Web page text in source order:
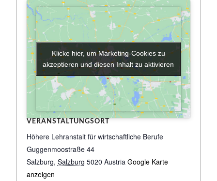
VERANSTALTUNGSORT
Höhere Lehranstalt für wirtschaftliche Berufe
Guggenmoostraße 44
Salzburg, Salzburg 5020 Austria Google Karte
anzeigen
Klicke hier, um Marketing-Cookies zu
akzeptieren und diesen Inhalt zu aktivieren
Klicke hier, um Marketing-Cookies zu
akzeptieren und diesen Inhalt zu aktivieren